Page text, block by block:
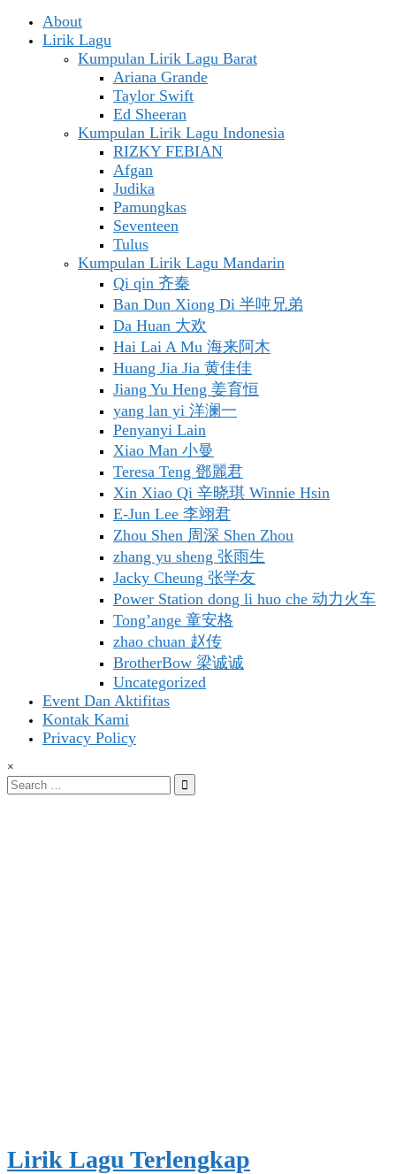
About
Lirik Lagu
Kumpulan Lirik Lagu Barat
Ariana Grande
Taylor Swift
Ed Sheeran
Kumpulan Lirik Lagu Indonesia
RIZKY FEBIAN
Afgan
Judika
Pamungkas
Seventeen
Tulus
Kumpulan Lirik Lagu Mandarin
Qi qin 齐秦
Ban Dun Xiong Di 半吨兄弟
Da Huan 大欢
Hai Lai A Mu 海来阿木
Huang Jia Jia 黄佳佳
Jiang Yu Heng 姜育恒
yang lan yi 洋澜一
Penyanyi Lain
Xiao Man 小曼
Teresa Teng 鄧麗君
Xin Xiao Qi 辛晓琪 Winnie Hsin
E-Jun Lee 李翊君
Zhou Shen 周深 Shen Zhou
zhang yu sheng 张雨生
Jacky Cheung 张学友
Power Station dong li huo che 动力火车
Tong’ange 童安格
zhao chuan 赵传
BrotherBow 梁诚诚
Uncategorized
Event Dan Aktifitas
Kontak Kami
Privacy Policy
×
Search
for:
Lirik Lagu Terlengkap